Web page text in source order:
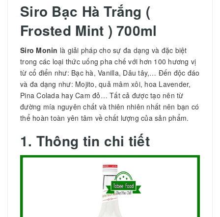
Siro Bạc Hà Trắng (
Frosted Mint ) 700ml
Siro Monin là giải pháp cho sự đa dạng và đặc biệt
trong các loại thức uống pha chế với hơn 100 hương vị
từ cổ điển như: Bạc hà, Vanilla, Dâu tây,… Đến độc đáo
và đa dạng như: Mojito, quả mâm xôi, hoa Lavender,
Pina Colada hay Cam đỏ… Tất cả được tạo nên từ
đường mía nguyên chất và thiên nhiên nhất nên bạn có
thể hoàn toàn yên tâm về chất lượng của sản phẩm.
1. Thông tin chi tiết